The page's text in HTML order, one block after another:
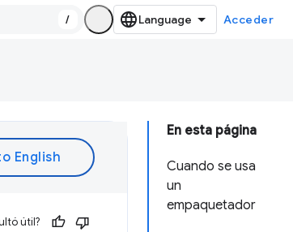
/ Acceder
En esta página
Cuando se usa
un
empaquetador
útil?